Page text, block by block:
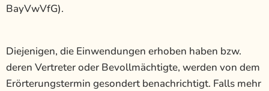
BayVwVfG).
Diejenigen, die Einwendungen erhoben haben bzw.
deren Vertreter oder Bevollmächtigte, werden von dem
Erörterungstermin gesondert benachrichtigt. Falls mehr